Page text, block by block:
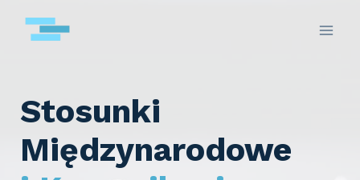
Stosunki
Międzynarodowe